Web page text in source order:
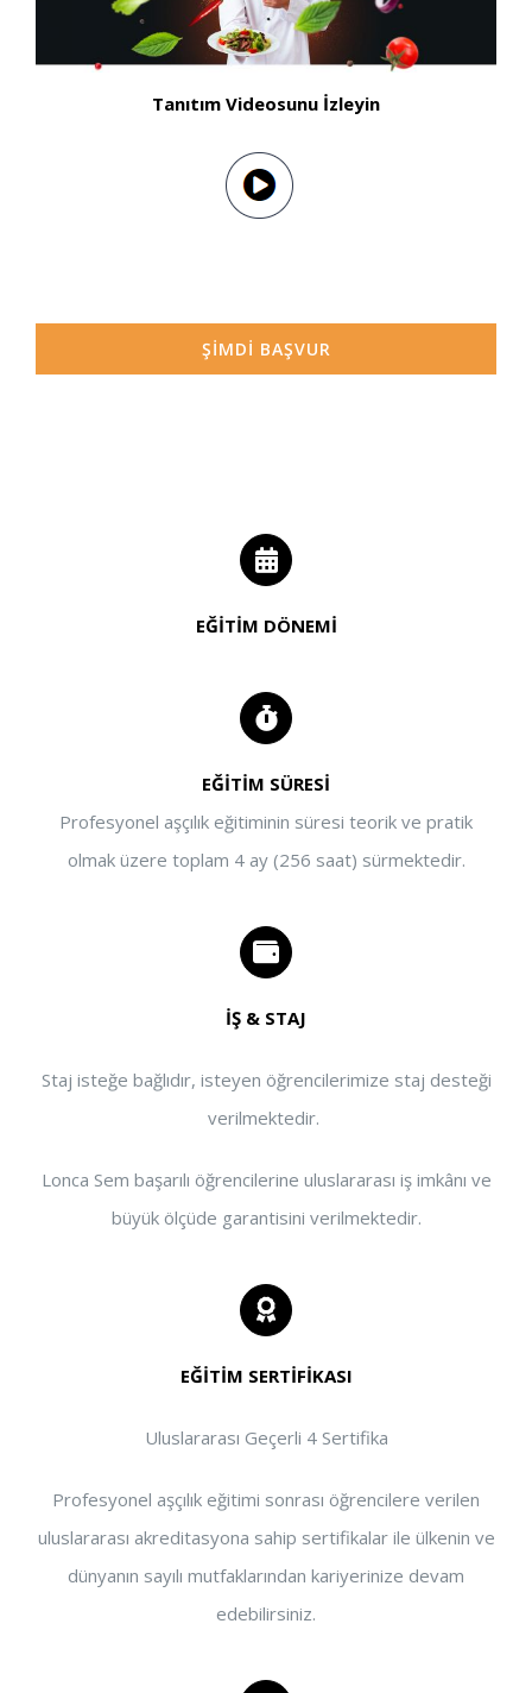
Tanıtım Videosunu İzleyin
ŞİMDİ BAŞVUR
EĞİTİM DÖNEMİ
EĞİTİM SÜRESİ
Profesyonel aşçılık eğitiminin süresi teorik ve pratik
olmak üzere toplam 4 ay (256 saat) sürmektedir.
İŞ & STAJ
Staj isteğe bağlıdır, isteyen öğrencilerimize staj desteği
verilmektedir.
Lonca Sem başarılı öğrencilerine uluslararası iş imkânı ve
büyük ölçüde garantisini verilmektedir.
EĞİTİM SERTİFİKASI
Uluslararası Geçerli 4 Sertifika
Profesyonel aşçılık eğitimi sonrası öğrencilere verilen
uluslararası akreditasyona sahip sertifikalar ile ülkenin ve
dünyanın sayılı mutfaklarından kariyerinize devam
edebilirsiniz.